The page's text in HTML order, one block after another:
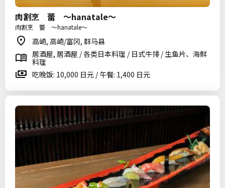
肉割烹 蕾 〜hanatale〜
肉割烹 蕾 〜hanatale〜
高崎, 高崎/富冈, 群马县
居酒屋, 居酒屋 / 各类日本料理 / 日式牛排 / 生鱼片、海鲜
料理
吃晚饭: 10,000 日元 / 午餐: 1,400 日元